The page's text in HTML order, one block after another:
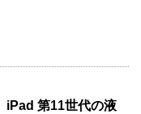
iPad 第11世代の液